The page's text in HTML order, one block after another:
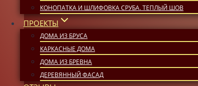
КОНОПАТКА И ШЛИФОВКА СРУБА. ТЕПЛЫЙ ШОВ
ПРОЕКТЫ
ДОМА ИЗ БРУСА
КАРКАСНЫЕ ДОМА
ДОМА ИЗ БРЕВНА
ДЕРЕВЯННЫЙ ФАСАД